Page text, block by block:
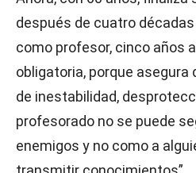
después de cuatro
como profesor, cinco años
obligatoria, porque asegura
de inestabilidad,
profesorado no se puede
enemigos y no como a